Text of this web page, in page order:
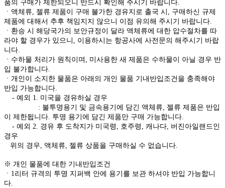
품의 구매가 제한되오니 반드시 확인해 주시기 바랍니다.
ㆍ액체류, 젤류 제품이 구매 불가한 경유지로 출국 시, 구매하신 규제
제품에 대해서 추후 책임지지 않으니 이점 유의해 주시기 바랍니다.
ㆍ환승 시 해당국가의 보안규정이 달라 액체류에 대한 압수절차를 따
라야 할 경우가 있으니, 이용하시는 항공사에 사전문의 해주시기 바랍
니다.
ㆍ수하물 처리가 원칙이며, 미사용한 새 제품은 수하물이 아닐 경우 반
입 불가합니다.
ㆍ개인이 소지한 물품은 아래의 개인 물품 기내반입조건을 충족해야
반입 가능합니다.
- 예외 1. 미국을 경유하실 경우
: 불투명용기 및 금속용기에 담긴 액체류, 젤류 제품은 반입
이 제한됩니다. 투명 용기에 담긴 제품만 구매 가능합니다.
- 예외 2. 경유 후 도착지가 미국령, 호주령, 캐나다, 버진아일랜드인
경우
위의 경우, 액체류, 젤류 상품을 구매하실 수 없습니다.
※ 개인 물품에 대한 기내반입조건
ㆍ1리터 규격의 투명 지퍼백 안에 용기를 보관 하셔야 반입 가능합니
다.